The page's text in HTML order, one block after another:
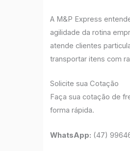
A M&P Express
agilidade da rotina
atende clientes
transportar itens com
Solicite sua Cotação
Faça sua cotação de
forma rápida.
WhatsApp: (47)